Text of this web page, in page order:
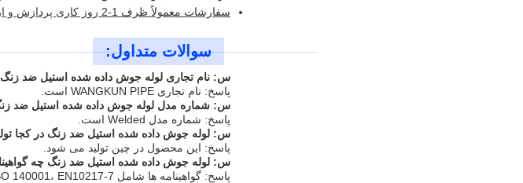
سفارشات معمولاً ظرف 1-2 روز کاری پردازش و ارسال می شوند.
سوالات متداول:
س: نام تجاری لوله جوش داده شده استیل ضد
پاسخ: نام تجاری WANGKUN PIPE است.
س: شماره مدل لوله جوش داده شده استیل ضد
پاسخ: شماره مدل Welded است.
س: لوله جوش داده شده استیل ضد زنگ در کجا
پاسخ: این محصول در چین تولید می شود.
س: لوله جوش داده شده استیل ضد زنگ چه
پاسخ: گواهینامه ها شامل ISO 9001، ISO 140001، EN10217-7 و 10312 است.